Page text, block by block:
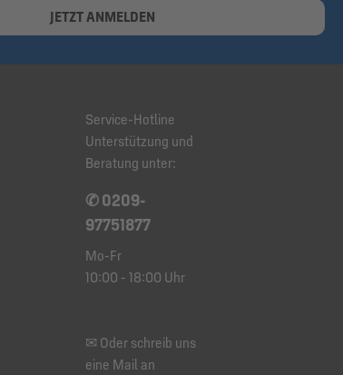
JETZT ANMELDEN
Service-Hotline
Unterstützung und
Beratung unter:
✆ 0209-
97751877
Mo-Fr
10:00 - 18:00 Uhr
✉ Oder schreib uns
eine Mail an